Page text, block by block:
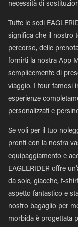
necessità di
Tutte le sedi
significa che il nostro
percorso, delle
fornirti la nostra App
semplicemente di
viaggio. I tour famosi
esperienze
personalizzati e
Se voli per il tuo
pronti con la nostra
equipaggiamento e
EAGLERIDER offre
da sole, giacche, t-
aspetto fantastico e
nostro bagaglio per
morbida è progettata